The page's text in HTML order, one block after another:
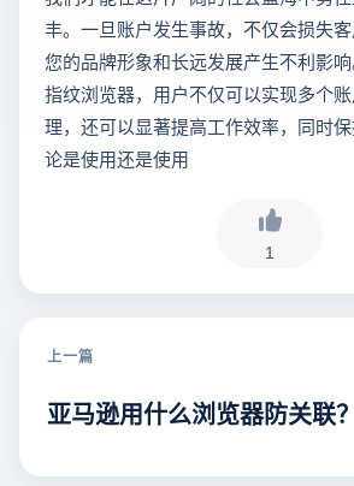
丰。一旦账户发生事故，不仅会损失
您的品牌形象和长远发展产生不利影
指纹浏览器，用户不仅可以实现多个
理，还可以显著提高工作效率，同时
论是使用还是使用
1
上一篇
亚马逊用什么浏览器防关联？